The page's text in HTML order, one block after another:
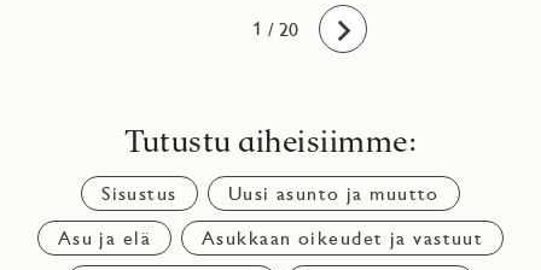
1
2
3
4
5
6
7
8
9
10
11
12
13
14
15
16
17
18
19
20 / 20 Eteenpäin
Tutustu aiheisiimme:
Sisustus
Uusi asunto ja muutto
Asu ja elä
Asukkaan oikeudet ja vastuut